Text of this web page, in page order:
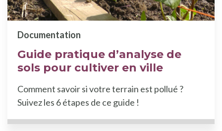
Guide pratique d’analyse de
sols pour cultiver en ville
Documentation
Comment savoir si votre terrain est pollué ?
Suivez les 6 étapes de ce guide !